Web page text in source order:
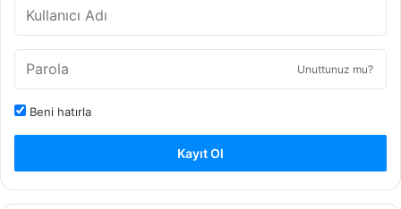
Unuttunuz mu?
Beni hatırla
Kayıt Ol